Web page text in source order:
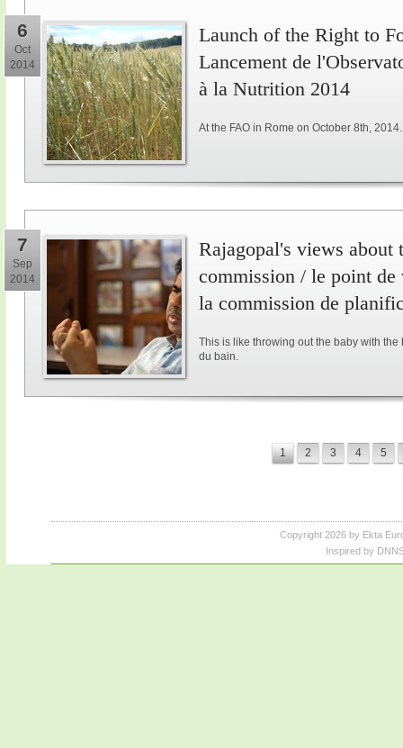
6
Oct
2014
Launch of the Right to
Lancement de
à la Nutrition 2014
At the FAO in Rome on October 8th,
7
Sep
2014
Rajagopal's views about
commission / le point de
la commission de
This is like throwing out the baby with
du bain.
1 2 3 4 5
Copyright 2026 by Ekta
Inspired by